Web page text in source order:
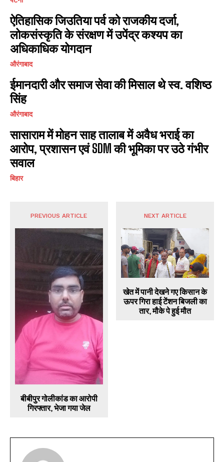
ऐतिहासिक जिउतिया पर्व को राजकीय दर्जा,
लोकसंस्कृति के संरक्षण में उपेंद्र कश्यप का
अधिकाधिक योगदान
औरंगाबाद
ईमानदारी और समाज सेवा की मिसाल थे स्व. वशिष्ठ
सिंह
औरंगाबाद
सासाराम में मोहन साह तालाब में अवैध भराई का
आरोप, प्रशासन एवं SDM की भूमिका पर उठे गंभीर
सवाल
बिहार
PREVIOUS ARTICLE
बीबीपुर गोलीकांड का आरोपी
गिरफ्तार, भेजा गया जेल
NEXT ARTICLE
खेत में पानी देखने गए किसान के
ऊपर गिरा हाई टेंशन बिजली का
तार, मौके पे हुई मौत